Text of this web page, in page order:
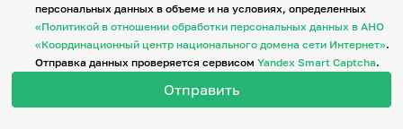
персональных данных в объеме и на условиях, определенных
«Политикой в отношении обработки персональных данных в АНО
«Координационный центр национального домена сети Интернет».
Отправка данных проверяется сервисомYandex Smart Captcha.